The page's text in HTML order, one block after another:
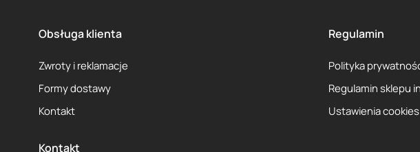
Obsługa klienta
Zwroty i reklamacje
Formy dostawy
Kontakt
Regulamin
Polityka
Regulamin sklepu
Ustawienia cookies
Kontakt